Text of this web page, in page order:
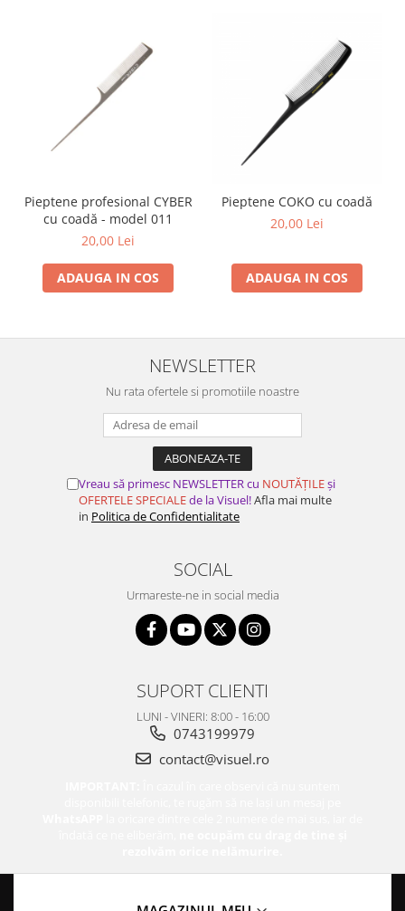
Pieptene profesional CYBER
cu coadă - model 011
20,00 Lei
ADAUGA IN COS
Pieptene COKO cu coadă
20,00 Lei
ADAUGA IN COS
NEWSLETTER
Nu rata ofertele si promotiile noastre
Vreau să primesc NEWSLETTER cu NOUTĂȚILEși
OFERTELE SPECIALEde la Visuel!Afla mai multe
in Politica de Confidentialitate
SOCIAL
Urmareste-ne in social media
SUPORT CLIENTI
LUNI - VINERI: 8:00 - 16:00
0743199979
contact@visuel.ro